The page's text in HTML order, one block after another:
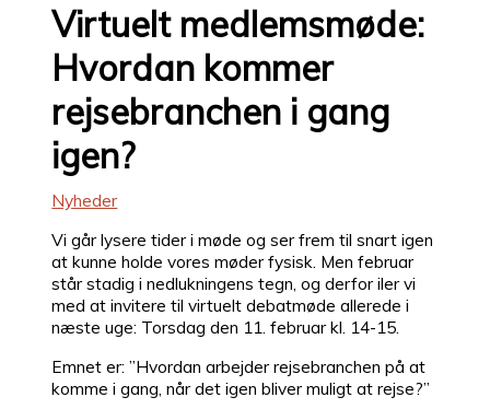
Virtuelt medlemsmøde:
Hvordan kommer
rejsebranchen i gang
igen?
Nyheder
Vi går lysere tider i møde og ser frem til snart igen
at kunne holde vores møder fysisk. Men februar
står stadig i nedlukningens tegn, og derfor iler vi
med at invitere til virtuelt debatmøde allerede i
næste uge: Torsdag den 11. februar kl. 14-15.
Emnet er: ”Hvordan arbejder rejsebranchen på at
komme i gang, når det igen bliver muligt at rejse?”